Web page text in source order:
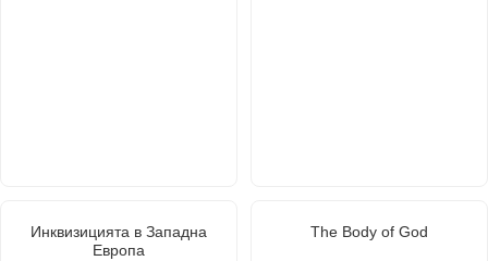
Инквизицията в Западна
Европа
The Body of God